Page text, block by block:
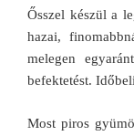
Ősszel készül a
hazai,
melegen
befektetést.
Most piros